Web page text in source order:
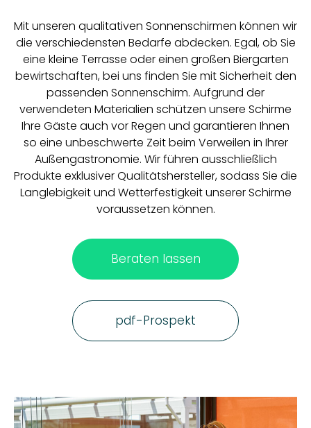
Mit unseren qualitativen Sonnenschirmen können wir
die verschiedensten Bedarfe abdecken. Egal, ob Sie
eine kleine Terrasse oder einen großen Biergarten
bewirtschaften, bei uns finden Sie mit Sicherheit den
passenden Sonnenschirm. Aufgrund der
verwendeten Materialien schützen unsere Schirme
Ihre Gäste auch vor Regen und garantieren Ihnen
so eine unbeschwerte Zeit beim Verweilen in Ihrer
Außengastronomie. Wir führen ausschließlich
Produkte exklusiver Qualitätshersteller, sodass Sie die
Langlebigkeit und Wetterfestigkeit unserer Schirme
voraussetzen können.
Beraten lassen
pdf-Prospekt